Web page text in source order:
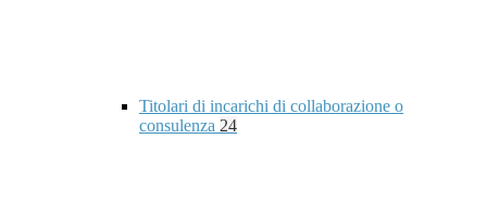
Titolari di incarichi di collaborazione o
consulenza 24